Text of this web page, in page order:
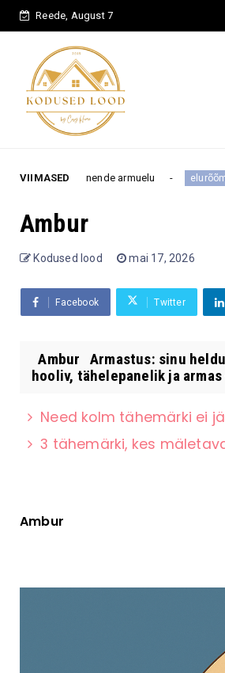
Reede, August 7
VIIMASED
armuelu elurõõm Vali üks
Ambur
Kodused lood mai 17, 2026
Facebook Twitter
Ambur Armastus: sinu
hooliv, tähelepanelik ja
Need kolm tähemärki ei
3 tähemärki, kes
Ambur